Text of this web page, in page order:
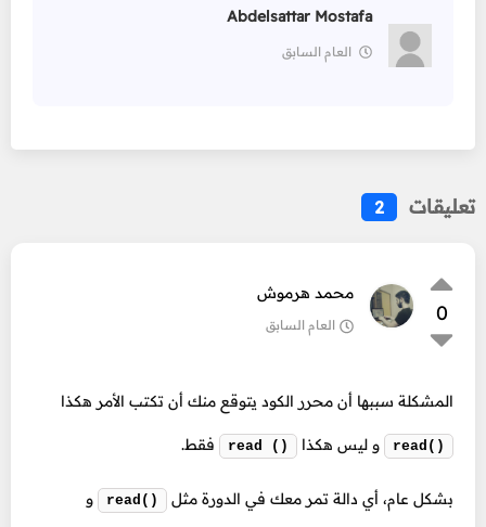
Abdelsattar Mostafa
العام السابق
تعليقات 2
0
محمد هرموش
العام السابق
المشكلة سببها أن محرر الكود يتوقع منك أن تكتب الأمر هكذا
read() و ليس هكذا read () فقط.
بشكل عام، أي دالة تمر معك في الدورة مثل read() و